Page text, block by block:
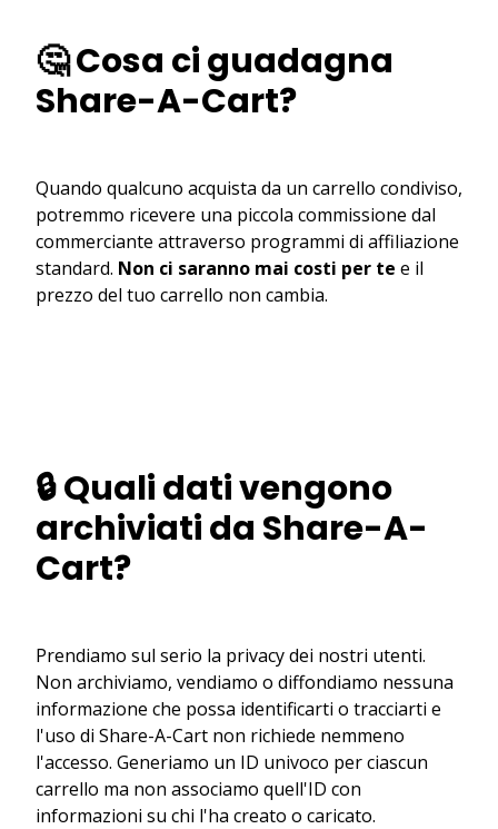
🤔 Cosa ci guadagna
Share-A-Cart?
Quando qualcuno acquista da un carrello condiviso,
potremmo ricevere una piccola commissione dal
commerciante attraverso programmi di affiliazione
standard. Non ci saranno mai costi per te e il
prezzo del tuo carrello non cambia.
🔒 Quali dati vengono
archiviati da Share-A-
Cart?
Prendiamo sul serio la privacy dei nostri utenti.
Non archiviamo, vendiamo o diffondiamo nessuna
informazione che possa identificarti o tracciarti e
l'uso di Share-A-Cart non richiede nemmeno
l'accesso. Generiamo un ID univoco per ciascun
carrello ma non associamo quell'ID con
informazioni su chi l'ha creato o caricato.